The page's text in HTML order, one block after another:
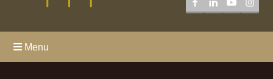
Facebook
LinkedIn
YouTube
Menu